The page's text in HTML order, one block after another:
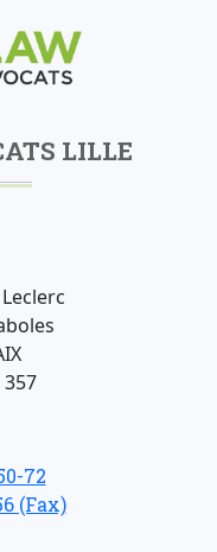
LILLE
357
72
(Fax)